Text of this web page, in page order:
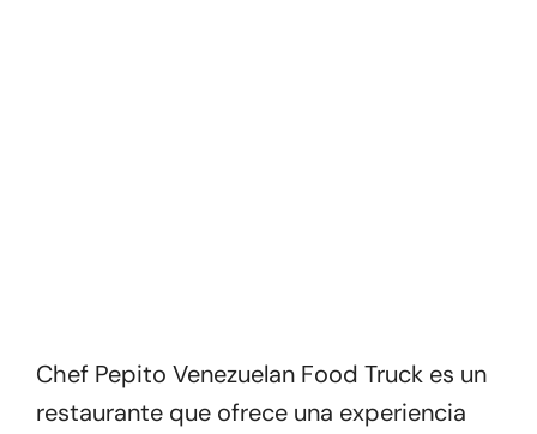
Chef Pepito Venezuelan Food Truck es un
restaurante que ofrece una experiencia